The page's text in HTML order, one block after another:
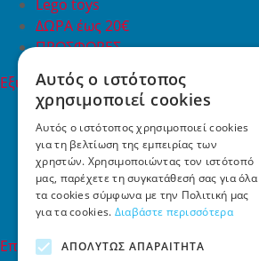
Lego toys
ΔΩΡΑ έως 20€
ΠΡΟΣΦΟΡΕΣ
Εξυπηρέτηση Πελατών
Εξυπηρέτηση πελατών
Συχνές ερωτήσεις
Όροι χρήσης
Τρόποι Πληρωμής
Επιστροφές
Επικοινωνία
Επικοινωνία
Αυτός ο ιστότοπος
χρησιμοποιεί cookies
Αυτός ο ιστότοπος χρησιμοποιεί cookies
για τη βελτίωση της εμπειρίας των
χρηστών. Χρησιμοποιώντας τον ιστότοπό
μας, παρέχετε τη συγκατάθεσή σας για όλα
τα cookies σύμφωνα με την Πολιτική μας
για τα cookies. Διαβάστε περισσότερα
ΑΠΟΛΎΤΩΣ ΑΠΑΡΑΊΤΗΤΑ